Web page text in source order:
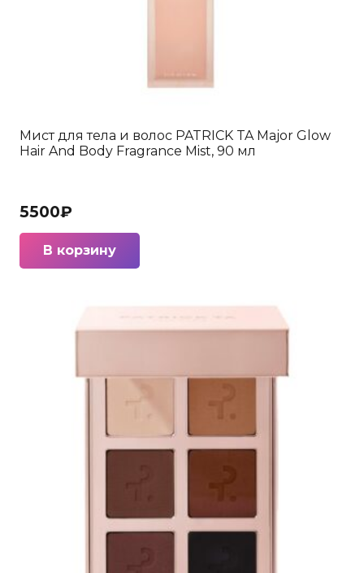
Мист для тела и волос PATRICK TA Major Glow
Hair And Body Fragrance Mist, 90 мл
5500₽
В корзину